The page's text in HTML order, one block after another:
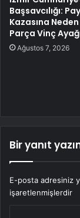
Başsavcılığı:
Kazasına
Parça Vinç
Ağustos 7, 2026
Bir yanıt
E-posta adresiniz
işaretlenmişlerdir